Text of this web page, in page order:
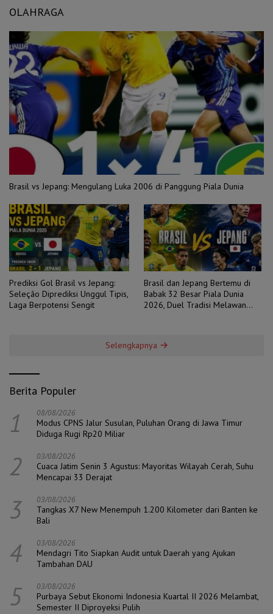
OLAHRAGA
Brasil vs Jepang: Mengulang Luka 2006 di Panggung Piala Dunia
Prediksi Gol Brasil vs Jepang:
Seleção Diprediksi Unggul Tipis,
Laga Berpotensi Sengit
Brasil dan Jepang Bertemu di
Babak 32 Besar Piala Dunia
2026, Duel Tradisi Melawan
Selengkapnya
Berita Populer
1 08/08/2026
Modus CPNS Jalur Susulan, Puluhan Orang di Jawa Timur
Diduga Rugi Rp20 Miliar
2 03/08/2026
Cuaca Jatim Senin 3 Agustus: Mayoritas Wilayah Cerah, Suhu
Mencapai 33 Derajat
3 03/08/2026
Tangkas X7 New Menempuh 1.200 Kilometer dari Banten ke
Bali
4 03/08/2026
Mendagri Tito Siapkan Audit untuk Daerah yang Ajukan
Tambahan DAU
5 03/08/2026
Purbaya Sebut Ekonomi Indonesia Kuartal II 2026 Melambat,
Semester II Diproyeksi Pulih